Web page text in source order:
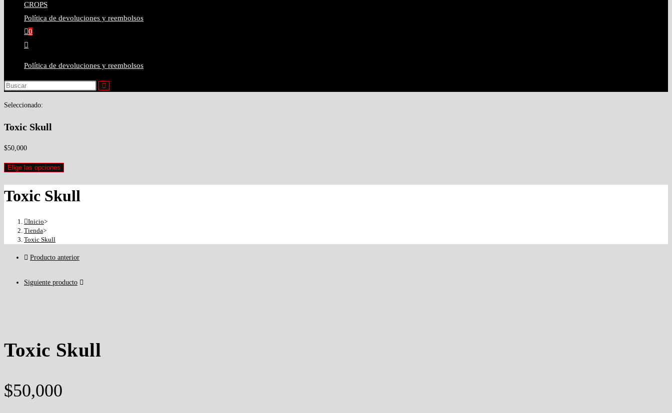
CROPS
Política de devoluciones y reembolsos
0
Política de devoluciones y reembolsos
Seleccionado:
Toxic Skull
$50,000
Elige las opciones
Toxic Skull
Inicio>
Tienda>
Toxic Skull
Producto anterior
Siguiente producto
Toxic Skull
$50,000